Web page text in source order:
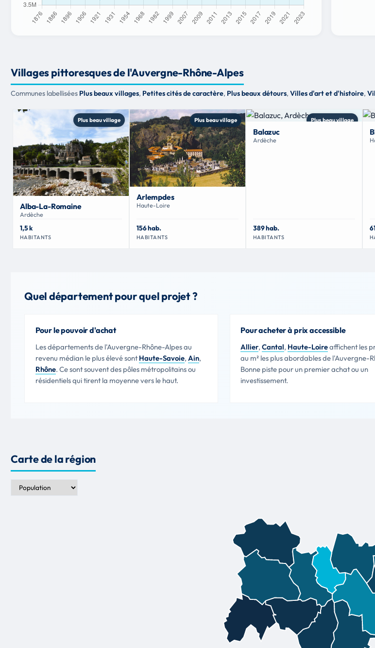
Villages pittoresques de l'Auvergne-Rhône-Alpes
Communes labellisées Plus beaux villages, Petites cités de caractère, Plus beaux détours, Villes d'art et d'histoire,
Plus beau village
Alba-La-Romaine
Ardèche
1,5 k
HABITANTS
Plus beau village
Arlempdes
Haute-Loire
156 hab.
HABITANTS
Plus beau village
Balazuc
Ardèche
389 hab.
HABITANTS
Quel département pour quel projet ?
Pour le pouvoir d'achat
Les départements de l'Auvergne-Rhône-Alpes au
revenu médian le plus élevé sontHaute-Savoie, Ain,
Rhône. Ce sont souvent des pôles métropolitains ou
résidentiels qui tirent la moyenne vers le haut.
Pour acheter à prix accessible
Allier,Cantal, Haute-Loireaffichent les
au m² les plus abordables de l'Auvergne-
Bonne piste pour un premier achat ou un
investissement.
Carte de la région
Indicateur